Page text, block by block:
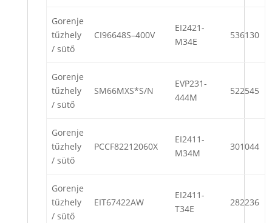
Gorenje
tűzhely
/ sütő
CI96648S–400V
EI2421-
M34E
536130
Gorenje
tűzhely
/ sütő
SM66MXS*S/N
EVP231-
444M
522545
Gorenje
tűzhely
/ sütő
PCCF82212060X
EI2411-
M34M
301044
Gorenje
tűzhely
/ sütő
EIT67422AW
EI2411-
T34E
282236